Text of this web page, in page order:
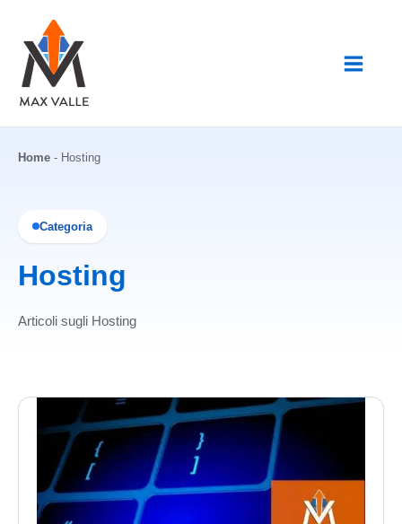
contenuto
Home - Hosting
Categoria
Hosting
Articoli sugli Hosting